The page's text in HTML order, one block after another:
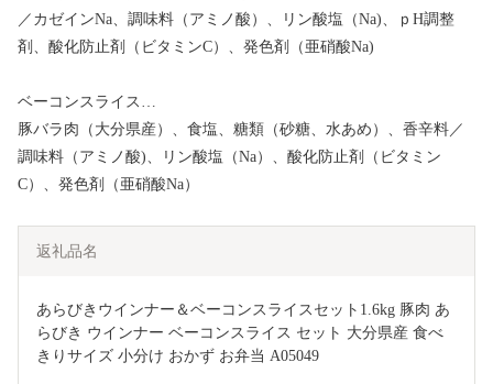
／カゼインNa、調味料（アミノ酸）、リン酸塩（Na)、ｐH調整
剤、酸化防止剤（ビタミンC）、発色剤（亜硝酸Na)
ベーコンスライス…
豚バラ肉（大分県産）、食塩、糖類（砂糖、水あめ）、香辛料／
調味料（アミノ酸)、リン酸塩（Na）、酸化防止剤（ビタミン
C）、発色剤（亜硝酸Na）
返礼品名
あらびきウインナー＆ベーコンスライスセット1.6kg 豚肉 あ
らびき ウインナー ベーコンスライス セット 大分県産 食べ
きりサイズ 小分け おかず お弁当 A05049